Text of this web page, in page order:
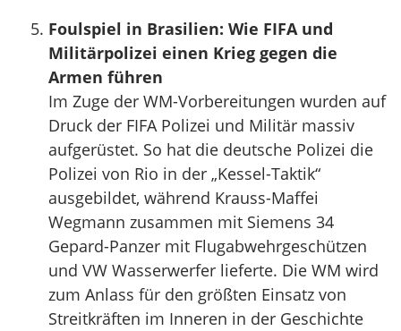
Foulspiel in Brasilien: Wie FIFA und
Militärpolizei einen Krieg gegen die
Armen führen
Im Zuge der WM-Vorbereitungen wurden auf
Druck der FIFA Polizei und Militär massiv
aufgerüstet. So hat die deutsche Polizei die
Polizei von Rio in der „Kessel-Taktik“
ausgebildet, während Krauss-Maffei
Wegmann zusammen mit Siemens 34
Gepard-Panzer mit Flugabwehrgeschützen
und VW Wasserwerfer lieferte. Die WM wird
zum Anlass für den größten Einsatz von
Streitkräften im Inneren in der Geschichte